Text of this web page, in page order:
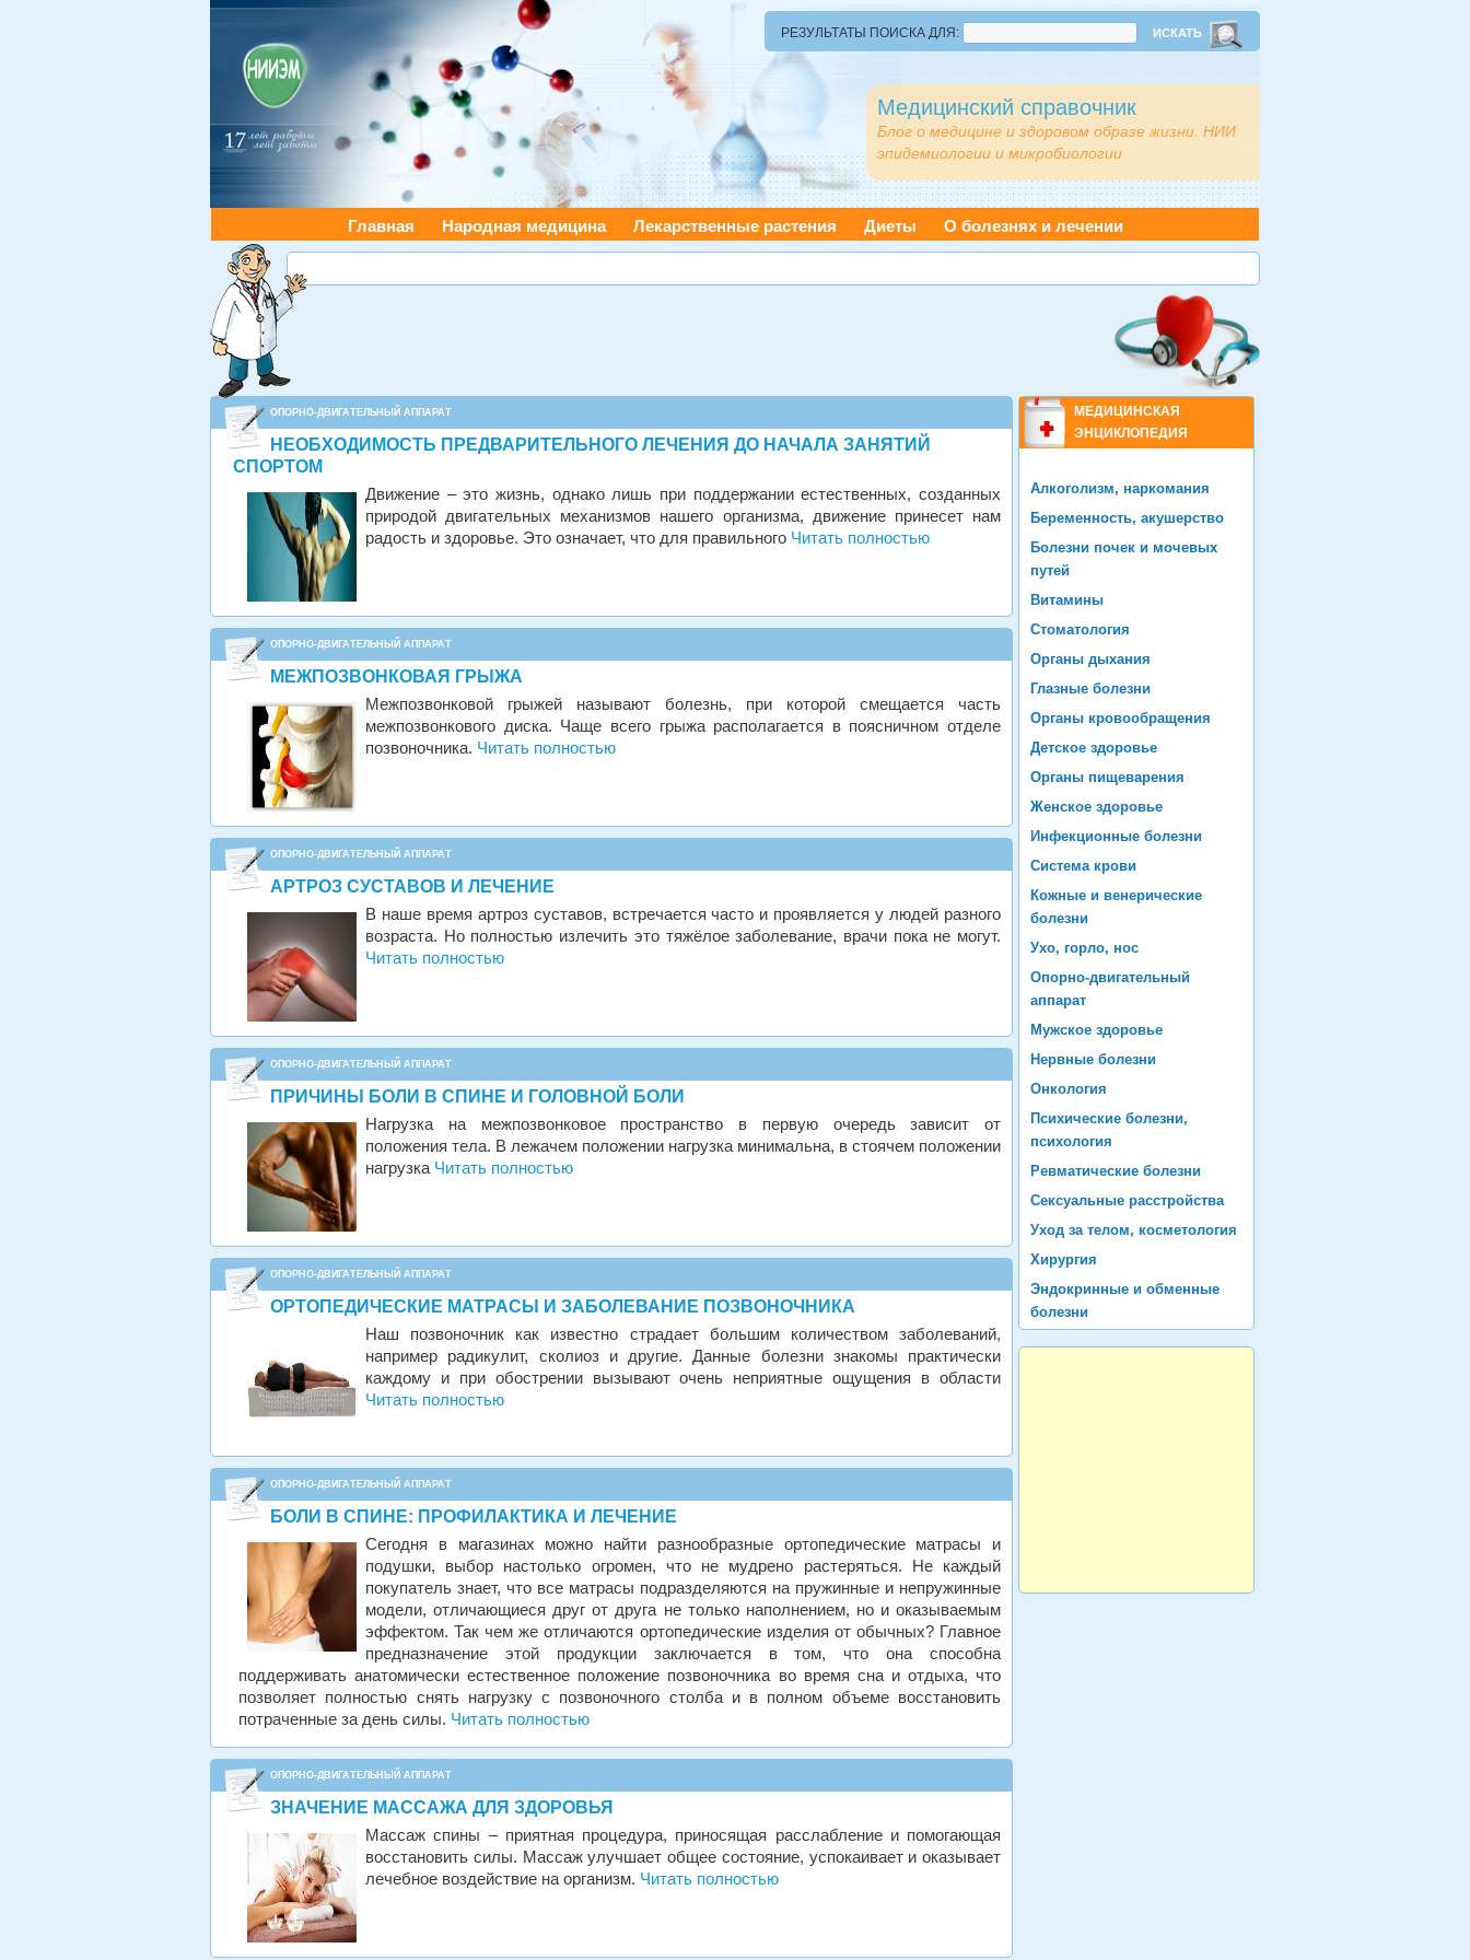
РЕЗУЛЬТАТЫ ПОИСКА ДЛЯ:
Медицинский справочник
Блог о медицине и здоровом образе жизни. НИИ
эпидемиологии и микробиологии
Главная Народная медицина Лекарственные растения Диеты О болезнях и лечении
ОПОРНО-ДВИГАТЕЛЬНЫЙ АППАРАТ
НЕОБХОДИМОСТЬ ПРЕДВАРИТЕЛЬНОГО ЛЕЧЕНИЯ ДО НАЧАЛА ЗАНЯТИЙ
СПОРТОМ
Движение – это жизнь, однако лишь при поддержании естественных, созданных
природой двигательных механизмов нашего организма, движение принесет нам
радость и здоровье. Это означает, что для правильного Читать полностью
ОПОРНО-ДВИГАТЕЛЬНЫЙ АППАРАТ
МЕЖПОЗВОНКОВАЯ ГРЫЖА
Межпозвонковой грыжей называют болезнь, при которой смещается часть
межпозвонкового диска. Чаще всего грыжа располагается в поясничном отделе
позвоночника. Читать полностью
ОПОРНО-ДВИГАТЕЛЬНЫЙ АППАРАТ
АРТРОЗ СУСТАВОВ И ЛЕЧЕНИЕ
В наше время артроз суставов, встречается часто и проявляется у людей разного
возраста. Но полностью излечить это тяжёлое заболевание, врачи пока не могут.
Читать полностью
ОПОРНО-ДВИГАТЕЛЬНЫЙ АППАРАТ
ПРИЧИНЫ БОЛИ В СПИНЕ И ГОЛОВНОЙ БОЛИ
Нагрузка на межпозвонковое пространство в первую очередь зависит от
положения тела. В лежачем положении нагрузка минимальна, в стоячем положении
нагрузка Читать полностью
ОПОРНО-ДВИГАТЕЛЬНЫЙ АППАРАТ
ОРТОПЕДИЧЕСКИЕ МАТРАСЫ И ЗАБОЛЕВАНИЕ ПОЗВОНОЧНИКА
Наш позвоночник как известно страдает большим количеством заболеваний,
например радикулит, сколиоз и другие. Данные болезни знакомы практически
каждому и при обострении вызывают очень неприятные ощущения в области
Читать полностью
ОПОРНО-ДВИГАТЕЛЬНЫЙ АППАРАТ
БОЛИ В СПИНЕ: ПРОФИЛАКТИКА И ЛЕЧЕНИЕ
Сегодня в магазинах можно найти разнообразные ортопедические матрасы и
подушки, выбор настолько огромен, что не мудрено растеряться. Не каждый
покупатель знает, что все матрасы подразделяются на пружинные и непружинные
модели, отличающиеся друг от друга не только наполнением, но и оказываемым
эффектом. Так чем же отличаются ортопедические изделия от обычных? Главное
предназначение этой продукции заключается в том, что она способна
поддерживать анатомически естественное положение позвоночника во время сна и отдыха, что
позволяет полностью снять нагрузку с позвоночного столба и в полном объеме восстановить
потраченные за день силы. Читать полностью
ОПОРНО-ДВИГАТЕЛЬНЫЙ АППАРАТ
ЗНАЧЕНИЕ МАССАЖА ДЛЯ ЗДОРОВЬЯ
Массаж спины – приятная процедура, приносящая расслабление и помогающая
восстановить силы. Массаж улучшает общее состояние, успокаивает и оказывает
лечебное воздействие на организм. Читать полностью
МЕДИЦИНСКАЯ
ЭНЦИКЛОПЕДИЯ
Алкоголизм, наркомания
Беременность, акушерство
Болезни почек и мочевых
путей
Витамины
Стоматология
Органы дыхания
Глазные болезни
Органы кровообращения
Детское здоровье
Органы пищеварения
Женское здоровье
Инфекционные болезни
Система крови
Кожные и венерические
болезни
Ухо, горло, нос
Опорно-двигательный
аппарат
Мужское здоровье
Нервные болезни
Онкология
Психические болезни,
психология
Ревматические болезни
Сексуальные расстройства
Уход за телом, косметология
Хирургия
Эндокринные и обменные
болезни